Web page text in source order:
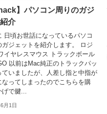
】パソコン周りのガジ
介
日頃お世話になっているパソコ
ガジェットを紹介します。 ロジ
イヤレスマウス トラックボール
以前はMac純正のトラックパッ
ていましたが、人差し指と中指が
なってしまったのでこちらを購
げで腱...
月1日